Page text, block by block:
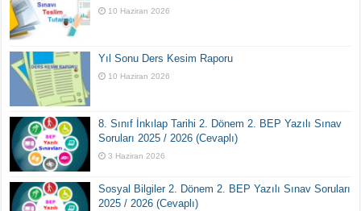
10 Haziran 2026
Yıl Sonu Ders Kesim Raporu
10 Haziran 2026
8. Sınıf İnkılap Tarihi 2. Dönem 2. BEP Yazılı Sınav
Soruları 2025 / 2026 (Cevaplı)
3 Haziran 2026
Sosyal Bilgiler 2. Dönem 2. BEP Yazılı Sınav Soruları
2025 / 2026 (Cevaplı)